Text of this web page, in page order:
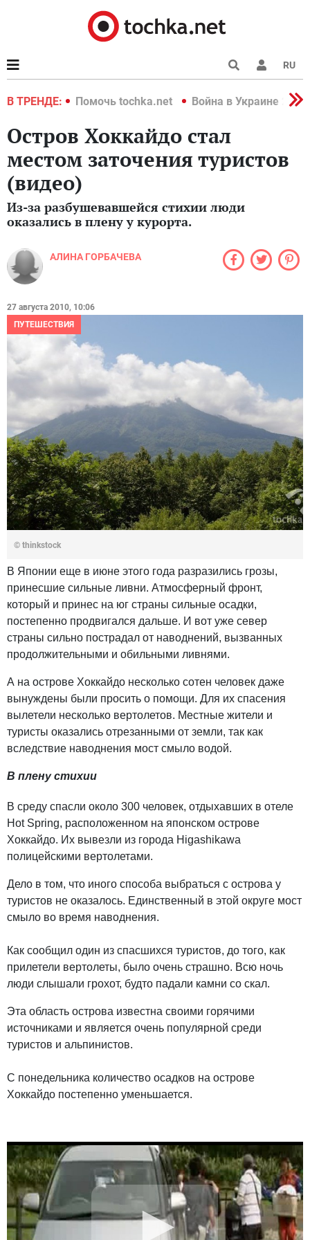
RU
В ТРЕНДЕ:
2022 Помочь tochka.net Война в Украине 2022
Остров Хоккайдо стал
местом заточения туристов
(видео)
Из-за разбушевавшейся стихии люди
оказались в плену у курорта.
АЛИНА ГОРБАЧЕВА
27 августа 2010, 10:06
ПУТЕШЕСТВИЯ
© thinkstock
В Японии еще в июне этого года разразились грозы,
принесшие сильные ливни. Атмосферный фронт,
который и принес на юг страны сильные осадки,
постепенно продвигался дальше. И вот уже север
страны сильно пострадал от наводнений, вызванных
продолжительными и обильными ливнями.
А на острове Хоккайдо несколько сотен человек даже
вынуждены были просить о помощи. Для их спасения
вылетели несколько вертолетов. Местные жители и
туристы оказались отрезанными от земли, так как
вследствие наводнения мост смыло водой.
В плену стихии
В среду спасли около 300 человек, отдыхавших в отеле
Hot Spring, расположенном на японском острове
Хоккайдо. Их вывезли из города Higashikawa
полицейскими вертолетами.
Дело в том, что иного способа выбраться с острова у
туристов не оказалось. Единственный в этой округе мост
смыло во время наводнения.
Как сообщил один из спасшихся туристов, до того, как
прилетели вертолеты, было очень страшно. Всю ночь
люди слышали грохот, будто падали камни со скал.
Эта область острова известна своими горячими
источниками и является очень популярной среди
туристов и альпинистов.
С понедельника количество осадков на острове
Хоккайдо постепенно уменьшается.